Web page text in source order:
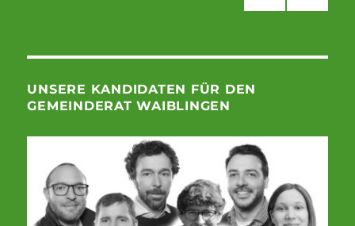
SEIT
E
E
UNSERE KANDIDATEN FÜR DEN
GEMEINDERAT WAIBLINGEN